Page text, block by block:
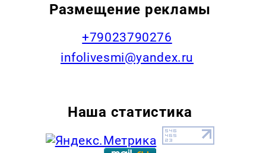
Размещение рекламы
+79023790276
infolivesmi@yandex.ru
Наша статистика